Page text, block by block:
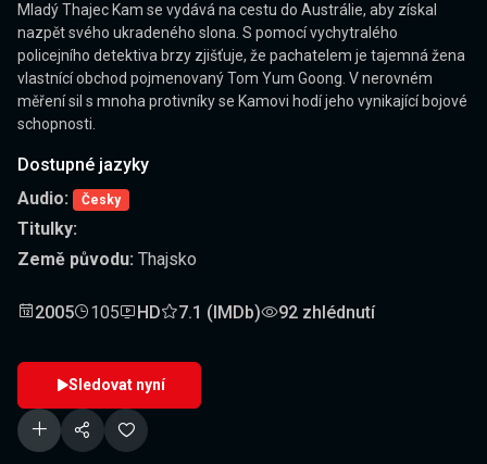
Mladý Thajec Kam se vydává na cestu do Austrálie, aby získal
nazpět svého ukradeného slona. S pomocí vychytralého
policejního detektiva brzy zjišťuje, že pachatelem je tajemná žena
vlastnící obchod pojmenovaný Tom Yum Goong. V nerovném
měření sil s mnoha protivníky se Kamovi hodí jeho vynikající bojové
schopnosti.
Dostupné jazyky
Audio:
Česky
Titulky:
Země původu: Thajsko
2005 105 HD 7.1 (IMDb) 92 zhlédnutí
Sledovat nyní